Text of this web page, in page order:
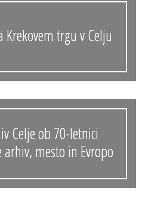
Krekovem trgu v Celju
Celje ob 70-letnici
mesto in Evropo